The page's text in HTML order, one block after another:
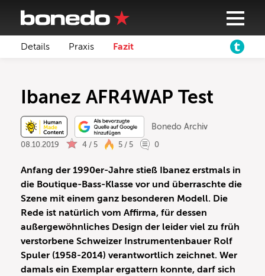
Details Praxis Fazit
Ibanez AFR4WAP Test
Bonedo Archiv
08.10.2019 4 / 5 5 / 5 0
Anfang der 1990er-Jahre stieß Ibanez erstmals in
die Boutique-Bass-Klasse vor und überraschte die
Szene mit einem ganz besonderen Modell. Die
Rede ist natürlich vom Affirma, für dessen
außergewöhnliches Design der leider viel zu früh
verstorbene Schweizer Instrumentenbauer Rolf
Spuler (1958-2014) verantwortlich zeichnet. Wer
damals ein Exemplar ergattern konnte, darf sich